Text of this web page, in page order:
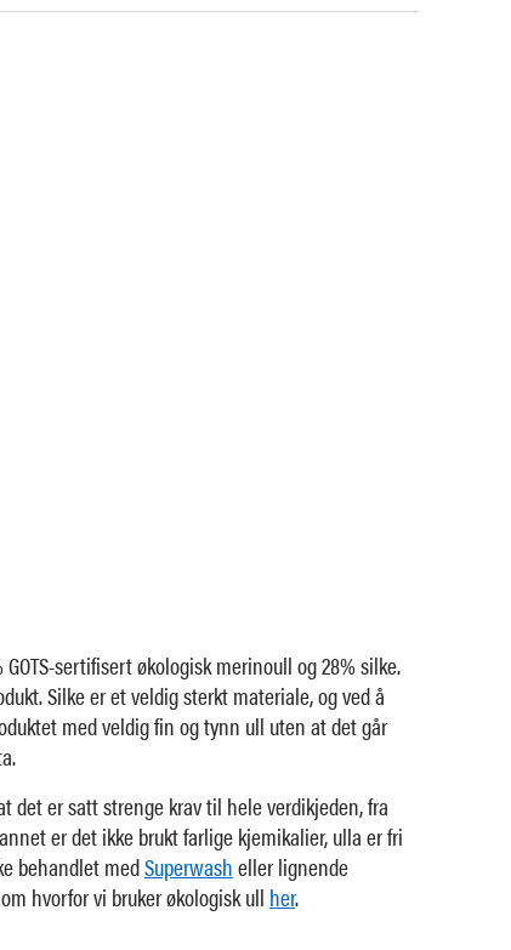
sertifisert økologisk merinoull og 28% silke.
Silke er et veldig sterkt materiale, og ved å
med veldig fin og tynn ull uten at det går
det er satt strenge krav til hele verdikjeden, fra
er det ikke brukt farlige kjemikalier, ulla er fri
behandlet medSuperwasheller lignende
hvorfor vi bruker økologisk ull her.